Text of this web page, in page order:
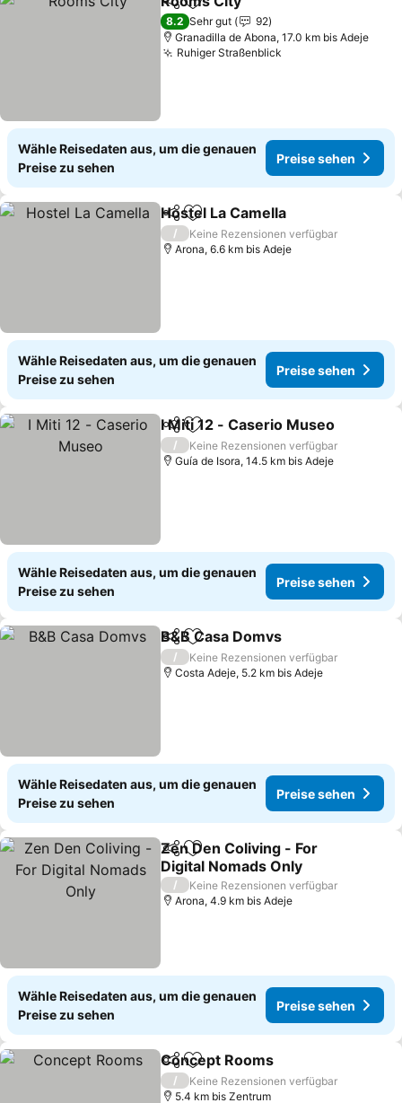
TeilenZu Favoriten hinzufügen
8.2 Sehr gut
92
Granadilla de Abona, 17.0 km bis Adeje
Ruhiger Straßenblick
Wähle Reisedaten aus, um die genauen
Preise zu sehen
Preise sehen
TeilenZu Favoriten hinzufügen
Hostel La Camella
/
Keine Rezensionen verfügbar
Arona, 6.6 km bis Adeje
Wähle Reisedaten aus, um die genauen
Preise zu sehen
Preise sehen
TeilenZu Favoriten hinzufügen
I Miti 12 - Caserio Museo
/
Keine Rezensionen verfügbar
Guía de Isora, 14.5 km bis Adeje
Wähle Reisedaten aus, um die genauen
Preise zu sehen
Preise sehen
TeilenZu Favoriten hinzufügen
B&B Casa Domvs
/
Keine Rezensionen verfügbar
Costa Adeje, 5.2 km bis Adeje
Wähle Reisedaten aus, um die genauen
Preise zu sehen
Preise sehen
TeilenZu Favoriten hinzufügen
Zen Den Coliving - For
Digital Nomads Only
/
Keine Rezensionen verfügbar
Arona, 4.9 km bis Adeje
Wähle Reisedaten aus, um die genauen
Preise zu sehen
Preise sehen
TeilenZu Favoriten hinzufügen
Concept Rooms
/
Keine Rezensionen verfügbar
5.4 km bis Zentrum